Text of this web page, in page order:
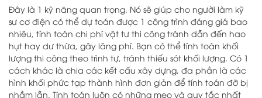
Đây là 1 kỹ năng quan trọng. Nó sẽ giúp cho người làm kỹ
sư cơ điện có thể dự toán được 1 công trình đáng giá bao
nhiêu, tính toán chi phí vật tư thi công tránh dẫn đến hao
hụt hay dư thừa, gây lãng phí. Bạn có thể tính toán khối
lượng thi công theo trình tự, tránh thiếu sót khối lượng. Có 1
cách khác là chia các kết cấu xây dựng, đa phần là các
hình khối phức tạp thành hình đơn giản để tính toán đỡ bị
nhầm lẫn. Tính toán luôn có những mẹo và quy tắc nhất